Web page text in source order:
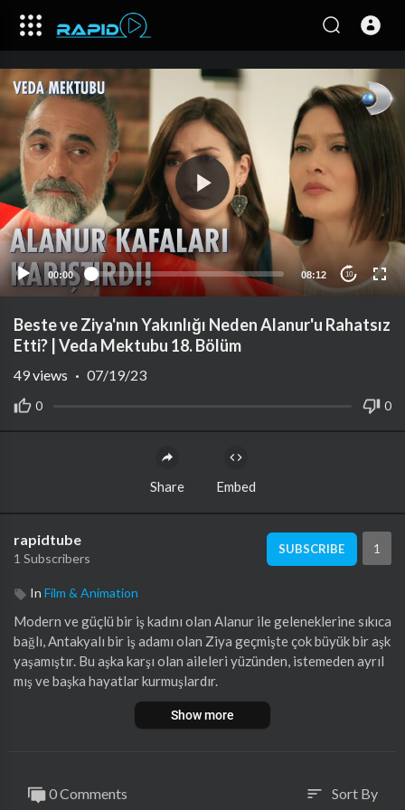
00:00 08:12 10
Beste ve Ziya'nın Yakınlığı Neden Alanur'u Rahatsız
Etti? | Veda Mektubu 18. Bölüm
0 0
49views · 07/19/23
Share Embed
rapidtube
1 Subscribers
SUBSCRIBE 1
In Film & Animation
Modern ve güçlü bir iş kadını olan Alanur ile geleneklerine sıkıca
bağlı, Antakyalı bir iş adamı olan Ziya geçmişte çok büyük bir aşk
yaşamıştır. Bu aşka karşı olan aileleri yüzünden, istemeden ayrıl
mış ve başka hayatlar kurmuşlardır.
Annesi Seher’in göz bebeği Mehmet; Ziya'nın ileride işlerini bıra
a okuyan, geleceğinin her hamlesini özenle tasarladığı 19 yaşınd
Show more
0 Comments sort Sort By